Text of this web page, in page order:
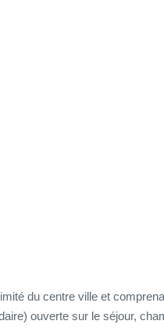
du centre ville et
ouverte sur le séjour,